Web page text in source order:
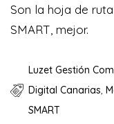
Son la hoja de
SMART, mejor.
Luzet Gestión
Digital Canarias,
SMART